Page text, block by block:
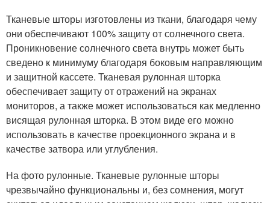
Тканевые шторы изготовлены из ткани, благодаря чему
они обеспечивают 100% защиту от солнечного света.
Проникновение солнечного света внутрь может быть
сведено к минимуму благодаря боковым направляющим
и защитной кассете. Тканевая рулонная шторка
обеспечивает защиту от отражений на экранах
мониторов, а также может использоваться как медленно
висящая рулонная шторка. В этом виде его можно
использовать в качестве проекционного экрана и в
качестве затвора или углубления.
На фото рулонные. Тканевые рулонные шторы
чрезвычайно функциональны и, без сомнения, могут